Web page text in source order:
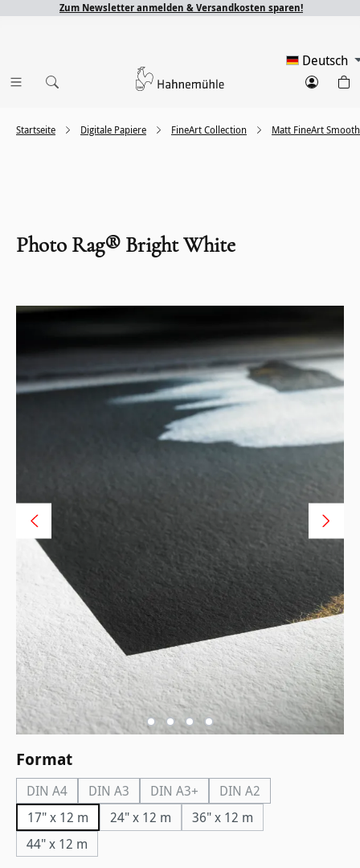
Zum Newsletter anmelden & Versandkosten sparen!
Deutsch
Matt FineArt Smooth
FineArt Collection
Digitale Papiere
Startseite
Photo Rag® Bright White
Bildergalerie überspringen
Formatauswählen
DIN A4(Diese Option ist zurzeit nicht verfügbar.)
DIN A3(Diese Option ist zurzeit nicht verfügbar.)
DIN A3+(Diese Option ist zurzeit nicht
DIN A2(Diese Option ist
17" x 12 m 24" x 12 m
36" x 12 m
44" x 12 m